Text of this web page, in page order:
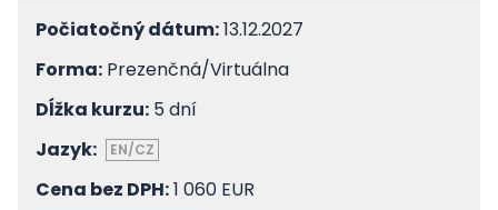
Počiatočný dátum:13.12.2027
Forma: Prezenčná/Virtuálna
Dĺžka kurzu: 5 dní
Jazyk:
EN/CZ
Cena bez DPH:1 060 EUR